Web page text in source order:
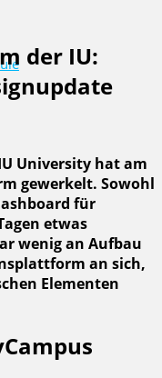
der IU:
University hat am
gewerkelt. Sowohl
für
etwas
wenig an Aufbau
an sich,
Elementen